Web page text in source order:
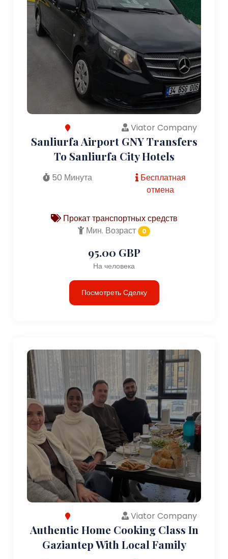
Viator Company
Sanliurfa Airport GNY Transfers
To Sanliurfa City Hotels
50 Минута
Бесплатная
отмена
Прокат транспортных средств
Мин. Возраст
0
95.00 GBP
На человека
Посмотреть Сделку
Viator Company
Authentic Home Cooking Class In
Gaziantep With Local Family